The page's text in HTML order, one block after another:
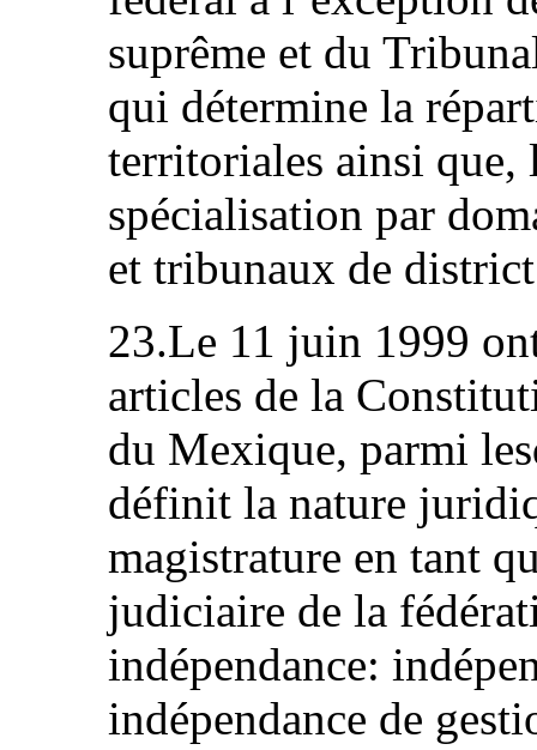
suprême et du
qui détermine la
territoriales ainsi que,
spécialisation par
et tribunaux de
23.Le 11 juin 1999
articles de la
du Mexique, parmi
définit la nature
magistrature en tant
judiciaire de la
indépendance:
indépendance de